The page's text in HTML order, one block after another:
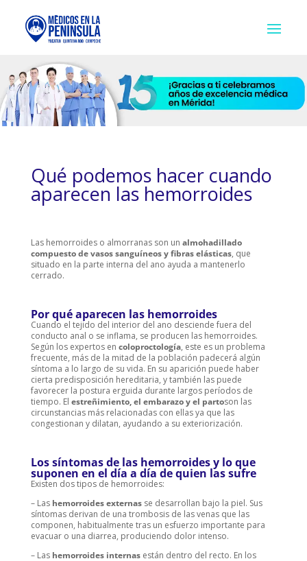
Qué podemos hacer cuando
aparecen las hemorroides
Las hemorroides o almorranas son un almohadillado
compuesto de vasos sanguíneos y fibras elásticas, que
situado en la parte interna del ano ayuda a mantenerlo
cerrado.
Por qué aparecen las hemorroides
Cuando el tejido del interior del ano desciende fuera del
conducto anal o se inflama, se producen las hemorroides.
Según los expertos en coloproctología, este es un problema
frecuente, más de la mitad de la población padecerá algún
síntoma a lo largo de su vida. En su aparición puede haber
cierta predisposición hereditaria, y también las puede
favorecer la postura erguida durante largos períodos de
tiempo. El estreñimiento, el embarazo y el partoson las
circunstancias más relacionadas con ellas ya que las
congestionan y dilatan, ayudando a su exteriorización.
Los síntomas de las hemorroides y lo que
suponen en el día a día de quien las sufre
Existen dos tipos de hemorroides:
– Las hemorroides externasse desarrollan bajo la piel. Sus
síntomas derivan de una trombosis de las venas que las
componen, habitualmente tras un esfuerzo importante para
evacuar o una diarrea, produciendo dolor intenso.
– Lashemorroides internas están dentro del recto. En los